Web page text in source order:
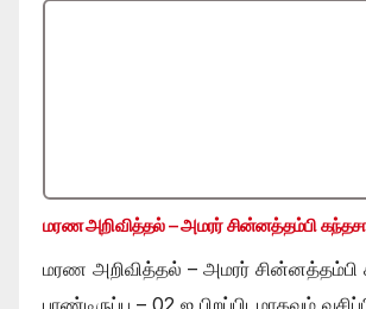
மரண அறிவித்தல் – அமரர் சின்னத்தம்பி
மரண அறிவித்தல் – அமரர் சின்னத்தம்பி
பாண்டிருப்பு – 02 ஐ பிறப்பிடமாகவும்